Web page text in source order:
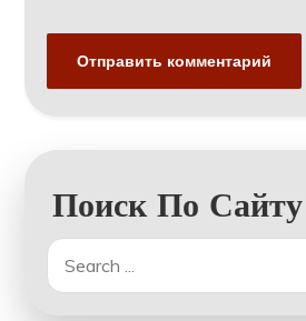
Поиск По Сайту
Search
for: